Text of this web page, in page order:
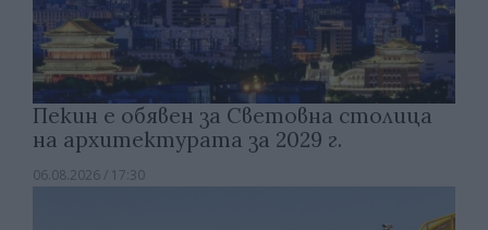
Пекин е обявен за Световна столица
на архитектурата за 2029 г.
06.08.2026 / 17:30